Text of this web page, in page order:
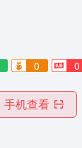
0 0
手机查看